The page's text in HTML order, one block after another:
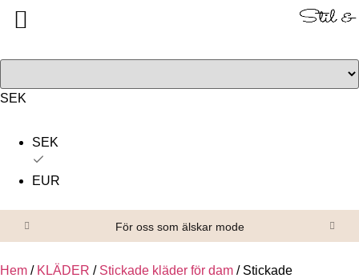
SEK
SEK
EUR
För oss som älskar mode
Hem / KLÄDER / Stickade kläder för dam / Stickade
Alla produkter
Om oss